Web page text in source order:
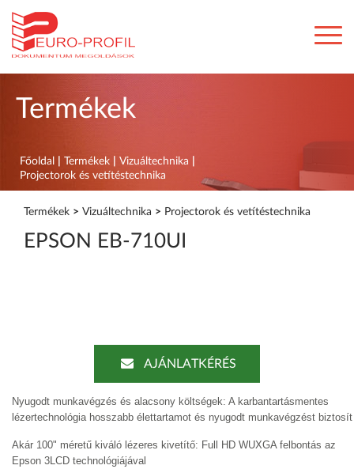
Termékek
Főoldal Termékek Vizuáltechnika
Projectorok és vetítéstechnika
Termékek > Vizuáltechnika > Projectorok és vetítéstechnika
EPSON EB-710UI
AJÁNLATKÉRÉS
Nyugodt munkavégzés és alacsony költségek: A karbantartásmentes
lézertechnológia hosszabb élettartamot és nyugodt munkavégzést biztosít
Akár 100" méretű kiváló lézeres kivetítő: Full HD WUXGA felbontás az
Epson 3LCD technológiájával